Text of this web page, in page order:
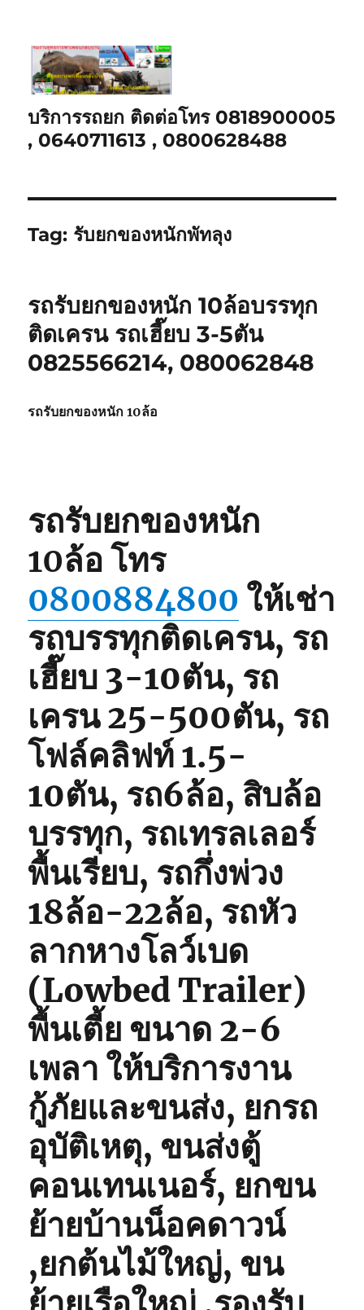
บริการรถยก ติดต่อโทร 0818900005
, 0640711613 , 0800628488
Tag: รับยกของหนักพัทลุง
รถรับยกของหนัก 10ล้อบรรทุก
ติดเครน รถเฮี๊ยบ 3-5ตัน
0825566214, 080062848
รถรับยกของหนัก 10ล้อ
รถรับยกของหนัก
10ล้อ โทร
0800884800 ให้เช่า
รถบรรทุกติดเครน, รถ
เฮี๊ยบ 3-10ตัน, รถ
เครน 25-500ตัน, รถ
โฟล์คลิฟท์ 1.5-
10ตัน, รถ6ล้อ, สิบล้อ
บรรทุก, รถเทรลเลอร์
พื้นเรียบ, รถกึ่งพ่วง
18ล้อ-22ล้อ, รถหัว
ลากหางโลว์เบด
(Lowbed Trailer)
พื้นเตี้ย ขนาด 2-6
เพลา ให้บริการงาน
กู้ภัยและขนส่ง, ยกรถ
อุบัติเหตุ, ขนส่งตู้
คอนเทนเนอร์, ยกขน
ย้ายบ้านน็อคดาวน์
,ยกต้นไม้ใหญ่, ขน